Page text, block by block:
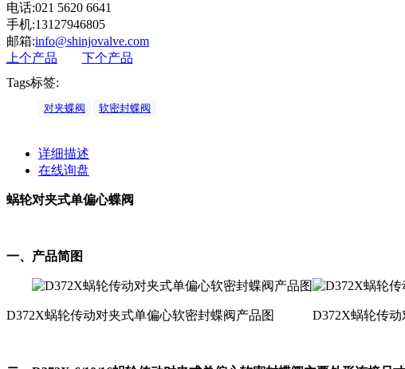
电话:021 5620 6641
手机:13127946805
邮箱:info@shinjovalve.com
上个产品
下个产品
Tags标签:
对夹蝶阀 软密封蝶阀
详细描述
在线询盘
蜗轮对夹式单偏心蝶阀
一、产品简图
D372X蜗轮传动对夹式单偏心软密封蝶阀产品图 D372X蜗轮传动